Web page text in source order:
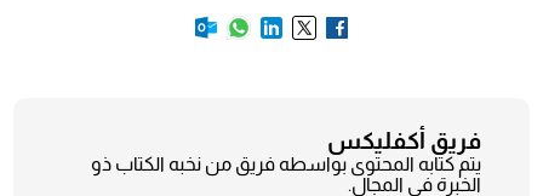
فريق أكفليكس
يتم كتابه المحتوى بواسطه فريق من نخبه الكتاب ذو
الخبرة فى المجال.